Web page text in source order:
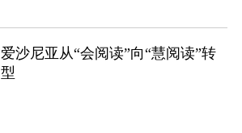
爱沙尼亚从“会阅读”向“慧阅读”转
型